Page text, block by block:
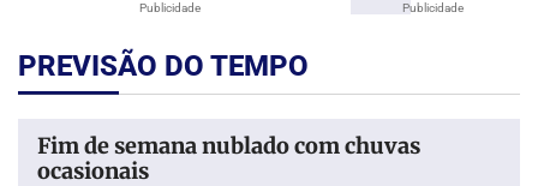
Publicidade Publicidade
PREVISÃO DO TEMPO
Fim de semana nublado com chuvas
ocasionais